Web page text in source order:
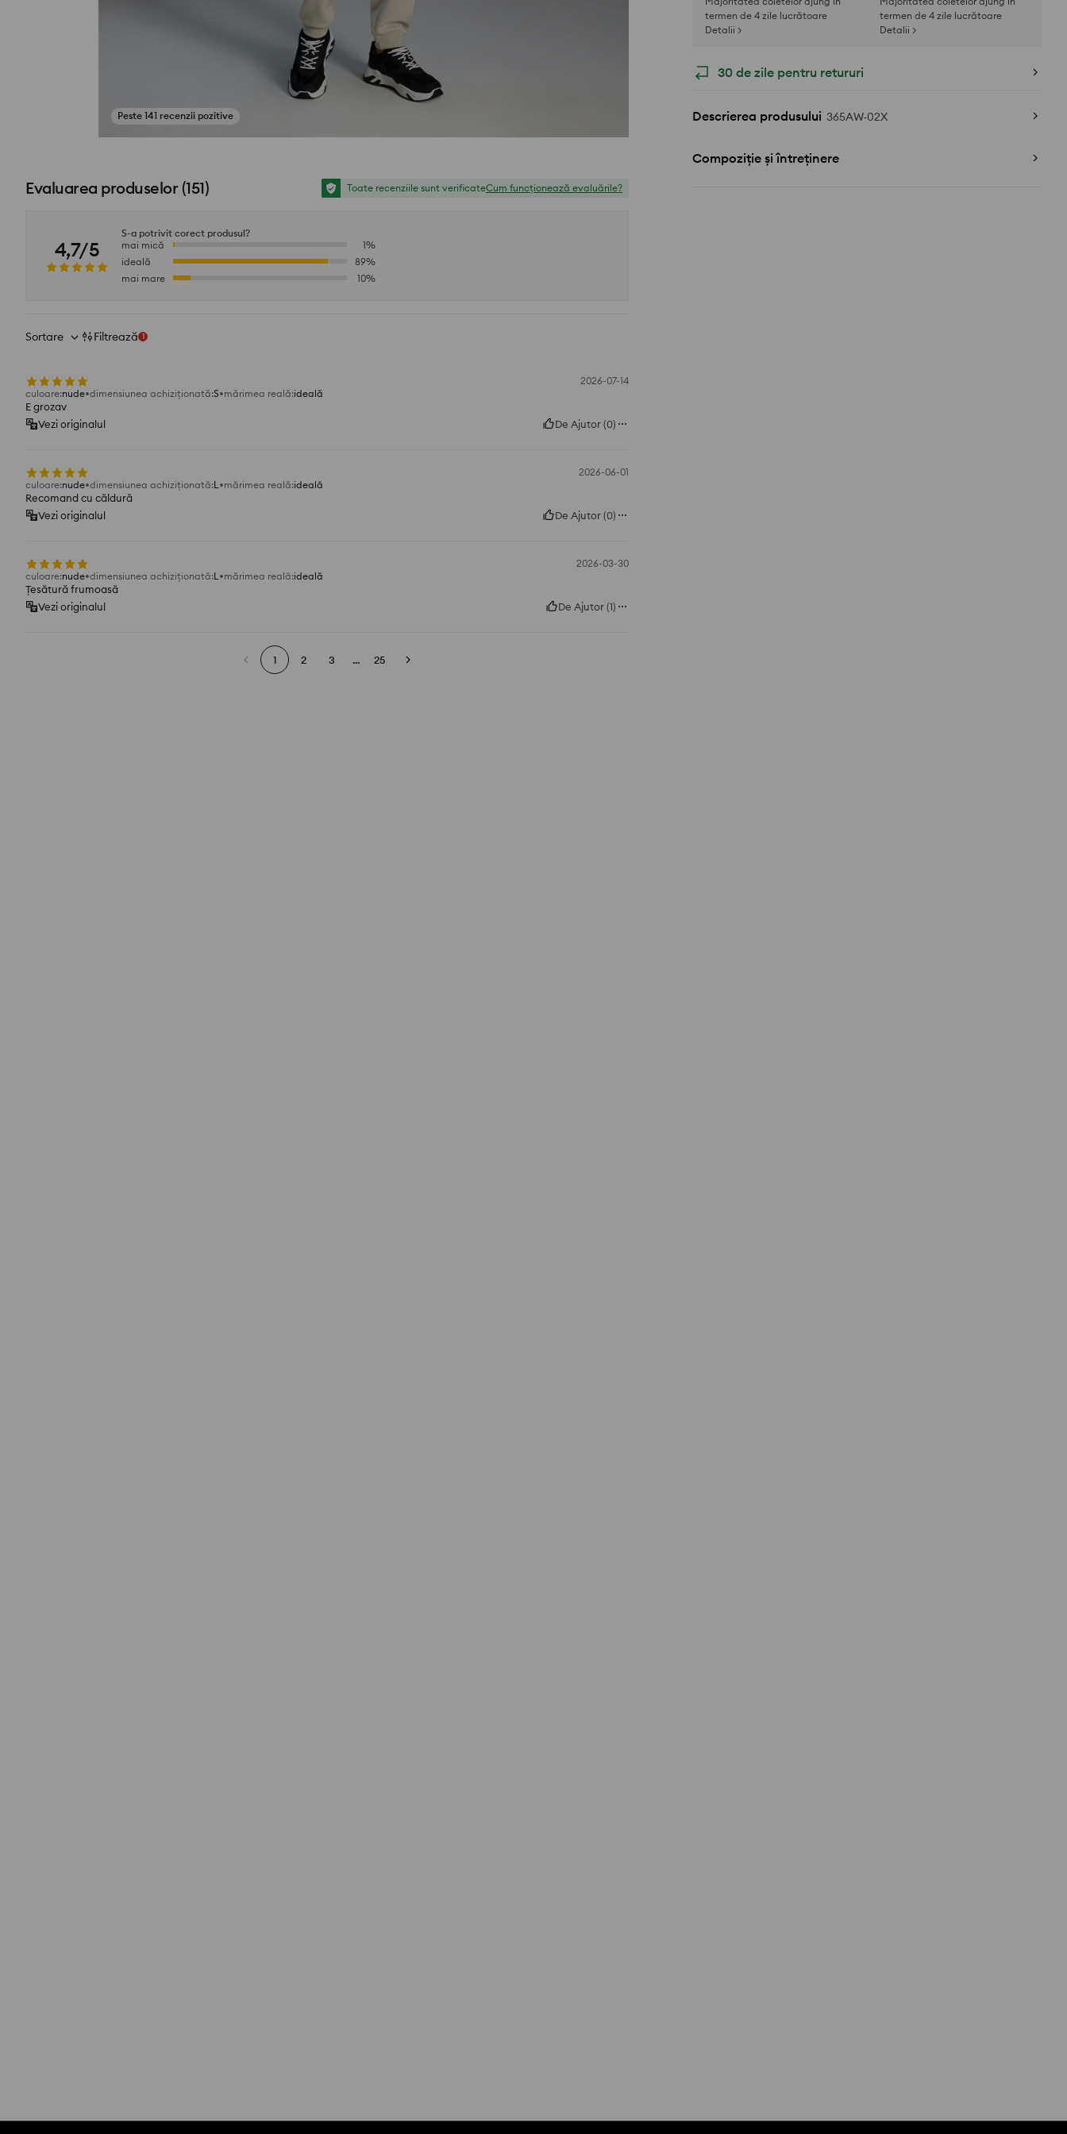
termen de 4 zile lucrătoare
Detalii >
termen de 4 zile lucrătoare
Detalii >
30 de zile pentru retururi
Descrierea produsului 365AW-02X
Compoziție și întreținere
Peste 141 recenzii pozitive
Vezi fotografii din recenzii
Evaluarea produselor(151) Toate recenziile sunt verificateCum funcționează evaluările?
4,7/5
S-a potrivit corect produsul?
mai mică
1%
ideală
89%
mai mare
10%
Sortare Filtrează 1
2026-07-14
culoare:nude dimensiunea achiziționată:S mărimea reală:ideală
E grozav
Vezi originalul
De Ajutor(0)
2026-06-01
culoare:nude dimensiunea achiziționată:L mărimea reală:ideală
Recomand cu căldură
Vezi originalul
De Ajutor(0)
2026-03-30
culoare:nude dimensiunea achiziționată:L mărimea reală:ideală
Țesătură frumoasă
Vezi originalul
De Ajutor(1)
1 2 3 ... 25